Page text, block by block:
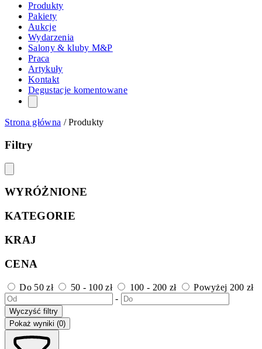
Produkty
Pakiety
Aukcje
Wydarzenia
Salony & kluby M&P
Praca
Artykuły
Kontakt
Degustacje komentowane
Strona główna /Produkty
Filtry
WYRÓŻNIONE
KATEGORIE
KRAJ
CENA
Do 50 zł 50 - 100 zł 100 - 200 zł
Powyżej 200 zł
-
Wyczyść filtry
Pokaż wyniki (0)